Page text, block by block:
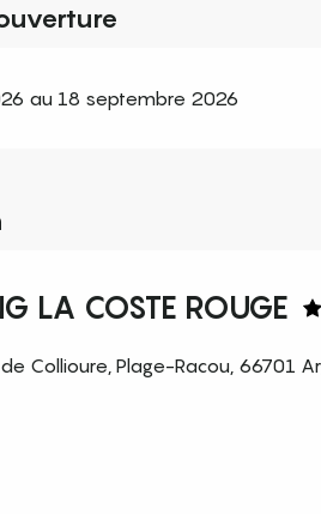
au 18 septembre 2026
LA COSTE ROUGE
Collioure, Plage-Racou, 66701